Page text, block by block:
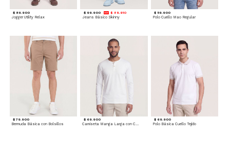
$ 89.900
Jogger Utility Relax
$ 99.900 $ 89.910
Jeans Básico Skinny
$ 59.900
Polo Cuello Mao Regular
$ 79.900
Bermuda Básica con Bolsillos
$ 69.900
Camiseta Manga Larga con Cuello Henley
$ 69.900
Polo Básica Cuello Tejido